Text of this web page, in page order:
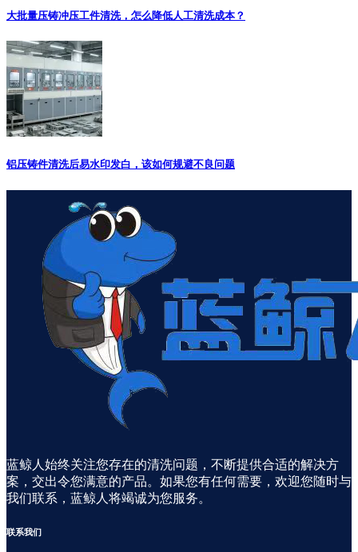
大批量压铸冲压工件清洗，怎么降低人工清洗成本？
铝压铸件清洗后易水印发白，该如何规避不良问题
蓝鲸人始终关注您存在的清洗问题，不断提供合适的解决方
案，交出令您满意的产品。如果您有任何需要，欢迎您随时与
我们联系，蓝鲸人将竭诚为您服务。
联系我们